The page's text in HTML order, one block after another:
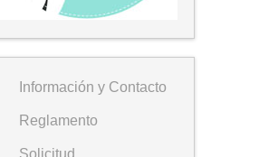
Información y Contacto
Reglamento
Solicitud